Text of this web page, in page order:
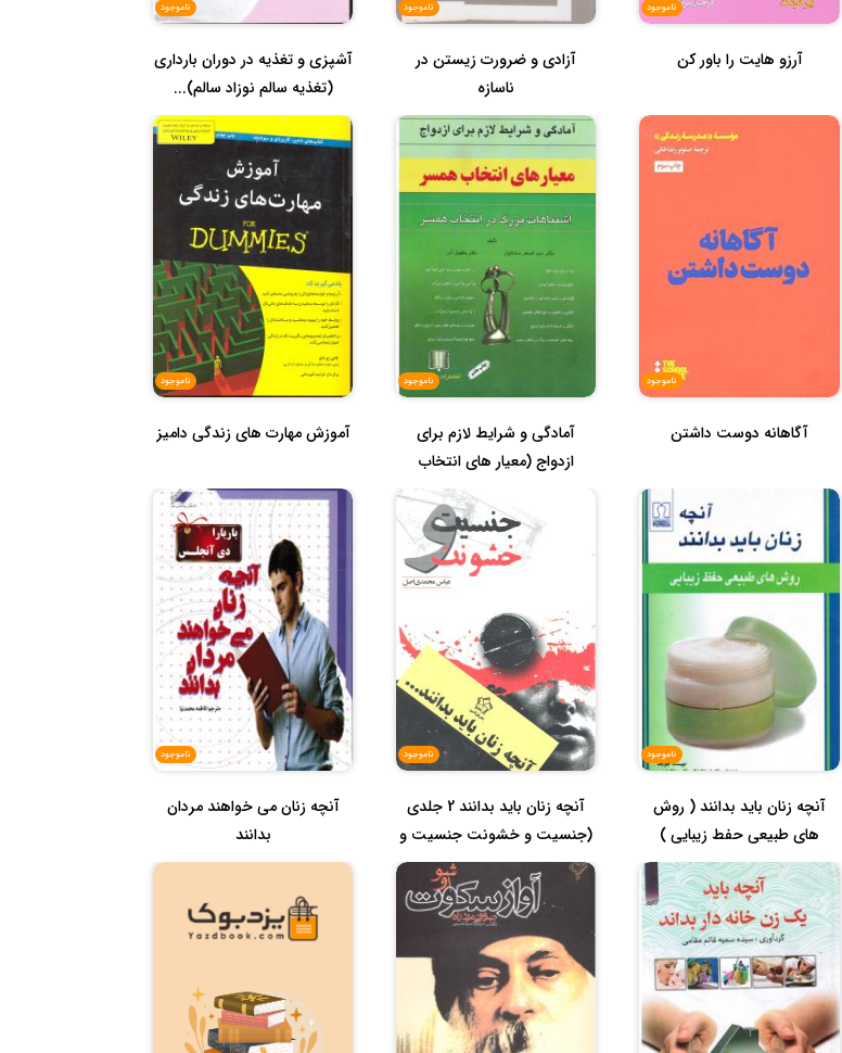
ناموجود
آرزو هایت را باور کن
ناموجود
آزادی و ضرورت زیستن در
ناسازه
ناموجود
آشپزی و تغذیه در دوران بارداری
(تغذیه سالم نوزاد سالم)...
ناموجود
آگاهانه دوست داشتن
ناموجود
آمادگی و شرایط لازم برای
ازدواج (معیار های انتخاب
ناموجود
آموزش مهارت های زندگی دامیز
ناموجود
آنچه زنان باید بدانند ( روش
های طبیعی حفط زیبایی )
ناموجود
آنچه زنان باید بدانند 2 جلدی
(جنسیت و خشونت جنسیت و
سل...
ناموجود
آنچه زنان می خواهند مردان
بدانند